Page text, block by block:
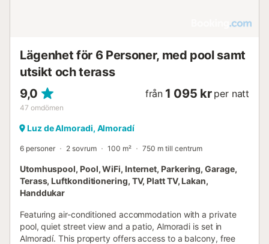
Lägenhet för 6 Personer, med pool samt
utsikt och terass
9,0
47 omdömen
från 1 095 kr per natt
Luz de Almoradi, Almoradí
6 personer 2 sovrum 100 m² 750 m till centrum
Utomhuspool, Pool, WiFi, Internet, Parkering, Garage,
Terass, Luftkonditionering, TV, Platt TV, Lakan,
Handdukar
Featuring air-conditioned accommodation with a private
pool, quiet street view and a patio, Almoradi is set in
Almoradí. This property offers access to a balcony, free